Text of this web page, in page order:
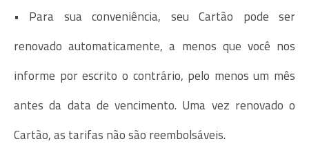
• Para sua conveniência, seu Cartão pode ser
renovado automaticamente, a menos que você nos
informe por escrito o contrário, pelo menos um mês
antes da data de vencimento. Uma vez renovado o
Cartão, as tarifas não são reembolsáveis.